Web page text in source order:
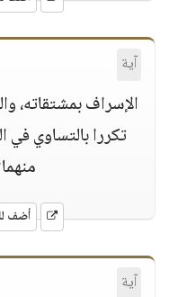
آية
الإسراف بمشتقاته،
تكررا بالتساوي في
أضف
آية